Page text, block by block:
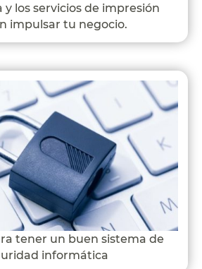
y los servicios de impresión
impulsar tu negocio.
tener un buen sistema de
informática